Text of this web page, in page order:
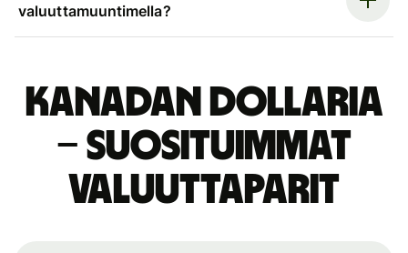
valuuttamuuntimella?
Kanadan dollaria
– suosituimmat
valuuttaparit